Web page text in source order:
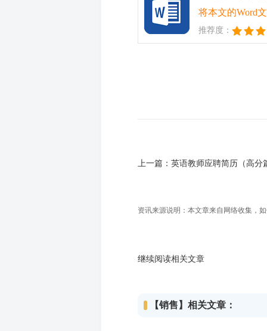
将本文的Word
推荐度：
上一篇： 英语教师应聘简历（高分
资讯来源说明：本文章来自网络收集，
继续阅读相关文章
【销售】相关文章：